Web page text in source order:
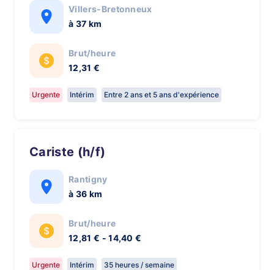
Villers-Bretonneux
à 37 km
Brut/heure
12,31 €
Urgente Intérim Entre 2 ans et 5 ans d'expérience
Cariste (h/f)
Rantigny
à 36 km
Brut/heure
12,81 € - 14,40 €
Urgente Intérim
35 heures / semaine